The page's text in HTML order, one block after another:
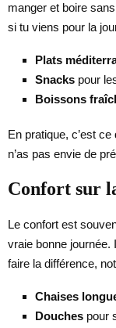
manger et boire
si tu viens pour la
Plats
Snacks pour
Boissons
En pratique, c’est
n’as pas envie de
Confort sur
Le confort est
vraie bonne journée.
faire la différence,
Chaises
Douches pour